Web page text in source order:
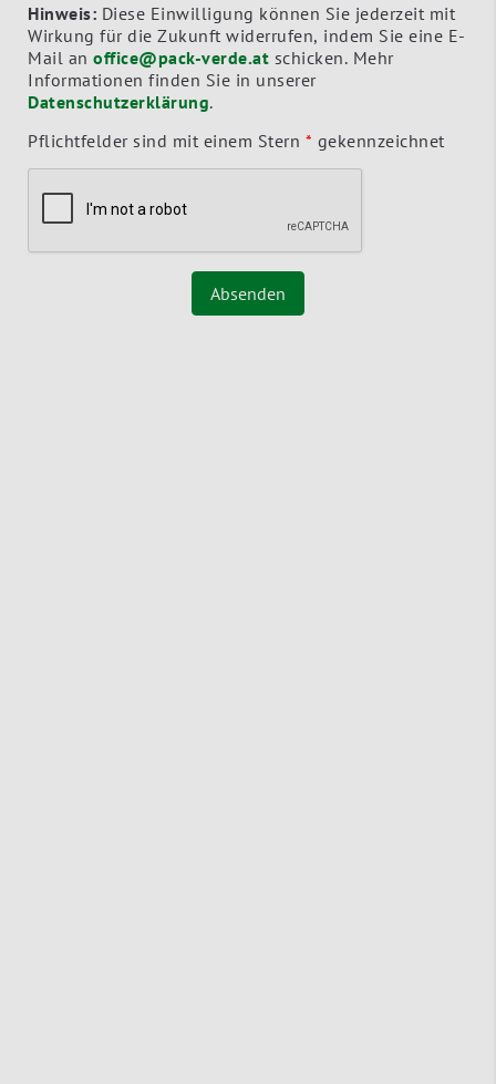
Hinweis: Diese Einwilligung können Sie jederzeit mit
Wirkung für die Zukunft widerrufen, indem Sie eine E-
Mail an office@pack-verde.at
Informationen finden Sie in unserer
Datenschutzerklärung.
Pflichtfelder sind mit einem Stern * gekennzeichnet
Absenden